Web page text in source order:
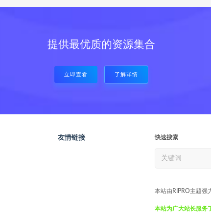
提供最优质的资源集合
立即查看 了解详情
友情链接 快速搜索
本站由RIPRO主题强
本站为广大站长服务